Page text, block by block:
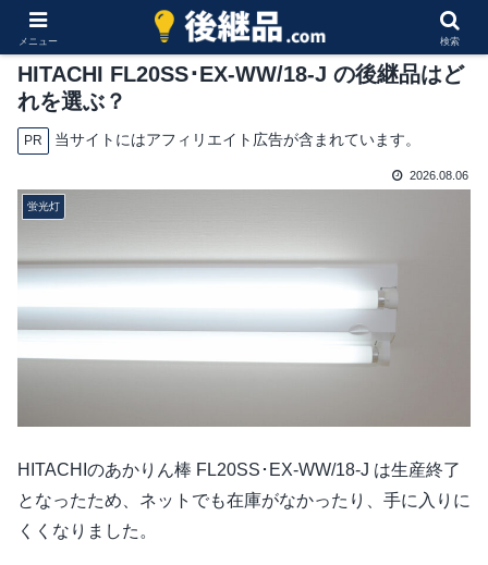
HITACHI FL20SS･EX-WW/18-J の後継品はど
れを選ぶ？
PR 当サイトにはアフィリエイト広告が含まれています。
2026.08.06
蛍光灯
HITACHIのあかりん棒 FL20SS･EX-WW/18-J は生産終了
となったため、ネットでも在庫がなかったり、手に入りに
くくなりました。
メニュー 検索